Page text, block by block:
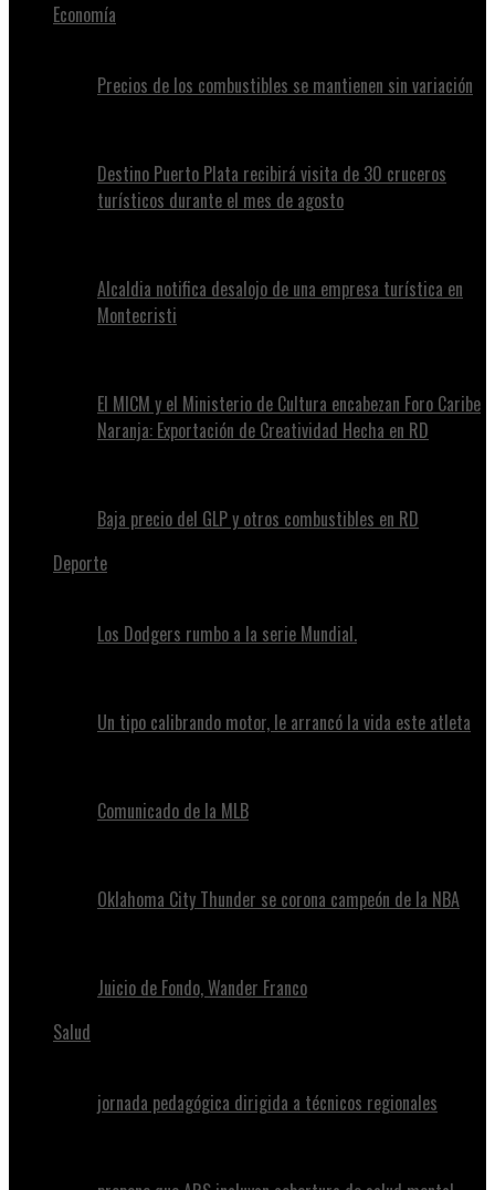
Economía
Precios de los combustibles se mantienen sin variación
Destino Puerto Plata recibirá visita de 30 cruceros
turísticos durante el mes de agosto
Alcaldia notifica desalojo de una empresa turística en
Montecristi
El MICM y el Ministerio de Cultura encabezan Foro Caribe
Naranja: Exportación de Creatividad Hecha en RD
Baja precio del GLP y otros combustibles en RD
Deporte
Los Dodgers rumbo a la serie Mundial.
Un tipo calibrando motor, le arrancó la vida este atleta
Comunicado de la MLB
Oklahoma City Thunder se corona campeón de la NBA
Juicio de Fondo, Wander Franco
Salud
jornada pedagógica dirigida a técnicos regionales